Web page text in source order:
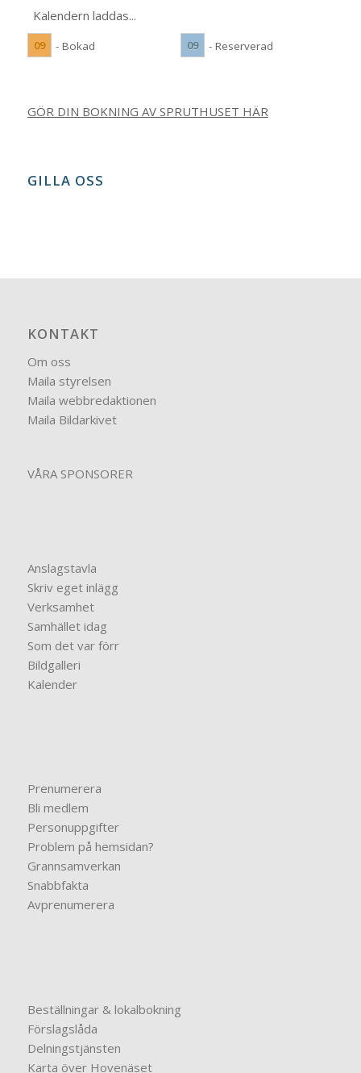
Kalendern laddas...
09 - Bokad 09 - Reserverad
GÖR DIN BOKNING AV SPRUTHUSET HÄR
GILLA OSS
KONTAKT
Om oss
Maila styrelsen
Maila webbredaktionen
Maila Bildarkivet
VÅRA SPONSORER
Anslagstavla
Skriv eget inlägg
Verksamhet
Samhället idag
Som det var förr
Bildgalleri
Kalender
Prenumerera
Bli medlem
Personuppgifter
Problem på hemsidan?
Grannsamverkan
Snabbfakta
Avprenumerera
Beställningar & lokalbokning
Förslagslåda
Delningstjänsten
Karta över Hovenäset